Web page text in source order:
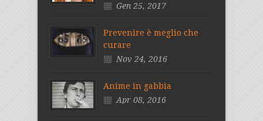
Gen 25, 2017
Prevenire è meglio che
curare
Nov 24, 2016
Anime in gabbia
Apr 08, 2016